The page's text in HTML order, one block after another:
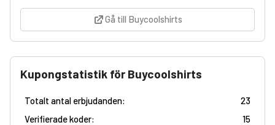
Gå till Buycoolshirts
Kupongstatistik för Buycoolshirts
Totalt antal erbjudanden:
23
Verifierade koder:
15